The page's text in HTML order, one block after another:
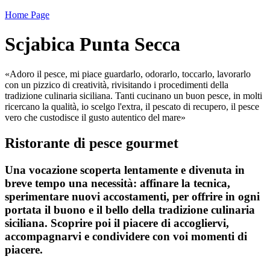
Home Page
Scjabica Punta Secca
«Adoro il pesce, mi piace guardarlo, odorarlo, toccarlo, lavorarlo
con un pizzico di creatività, rivisitando i procedimenti della
tradizione culinaria siciliana. Tanti cucinano un buon pesce, in molti
ricercano la qualità, io scelgo l'extra, il pescato di recupero, il pesce
vero che custodisce il gusto autentico del mare»
Ristorante di pesce gourmet
Una vocazione scoperta lentamente e divenuta in
breve tempo una necessità: affinare la tecnica,
sperimentare nuovi accostamenti, per offrire in ogni
portata il buono e il bello della tradizione culinaria
siciliana. Scoprire poi il piacere di accogliervi,
accompagnarvi e condividere con voi momenti di
piacere.